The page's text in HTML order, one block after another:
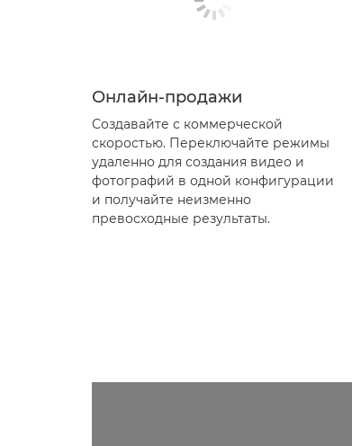
Онлайн-продажи
Создавайте с коммерческой
скоростью. Переключайте режимы
удаленно для создания видео и
фотографий в одной конфигурации
и получайте неизменно
превосходные результаты.